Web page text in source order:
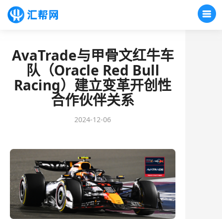
AvaTrade与甲骨文红牛车
队（Oracle Red Bull
Racing）建立变革开创性
合作伙伴关系
2024-12-06